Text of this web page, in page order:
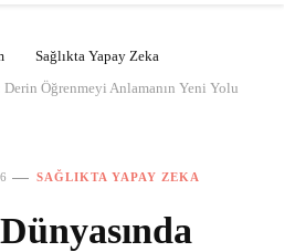
Sağlıkta Yapay Zeka
Öğrenmeyi Anlamanın Yeni Yolu
SAĞLIKTA YAPAY ZEKA